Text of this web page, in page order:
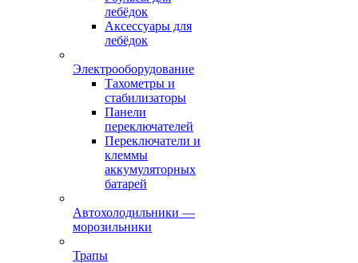
лебёдок
Аксессуары для
лебёдок
Электрооборудование
Тахометры и
стабилизаторы
Панели
переключателей
Переключатели и
клеммы
аккумуляторных
батарей
Автохолодильники —
морозильники
Трапы